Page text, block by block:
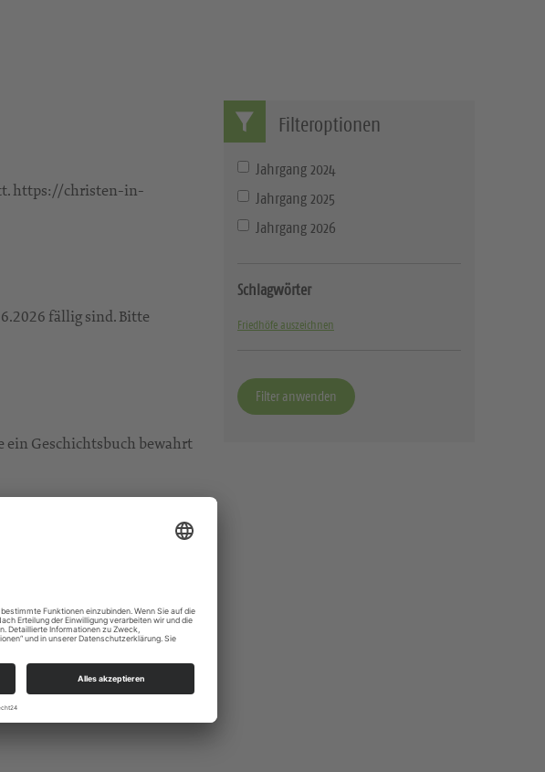
https://christen-in-
fällig sind. Bitte
ein Geschichtsbuch bewahrt
Dornröschenschlaf im
Ein Schild am
Filteroptionen
Jahrgang 2024
Jahrgang 2025
Jahrgang 2026
Schlagwörter
Friedhöfe auszeichnen